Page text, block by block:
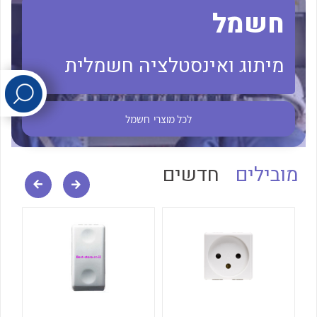
לכל מוצרי היצרן לכל מוצרי היצרן
חשמל
מיתוג ואינסטלציה חשמלית
לכל מוצרי חשמל
מובילים חדשים